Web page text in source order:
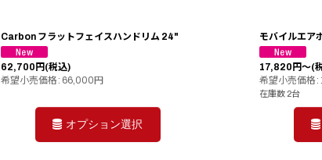
Carbon フラットフェイスハンドリム 24"
62,700 円 (税込)
希望小売価格 : 66,000 円
オプション選択
モバイルエア
17,820 円～(
希望小売価格 :
在庫数 2台